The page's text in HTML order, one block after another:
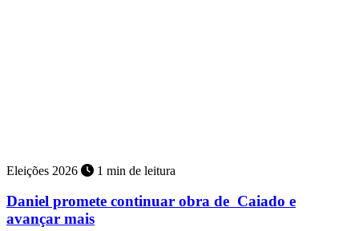
Eleições 2026 1 min de leitura
Daniel promete continuar obra de Caiado e
avançar mais